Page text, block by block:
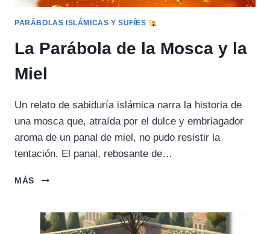
PARÁBOLAS ISLÁMICAS Y SUFÍES
La Parábola de la Mosca y la
Miel
Un relato de sabiduría islámica narra la historia de
una mosca que, atraída por el dulce y embriagador
aroma de un panal de miel, no pudo resistir la
tentación. El panal, rebosante de…
MÁS
LA
LA
MOSCA